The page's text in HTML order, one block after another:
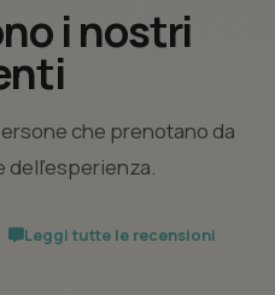
i nostri
che prenotano da
dell’esperienza.
Leggi tutte le recensioni